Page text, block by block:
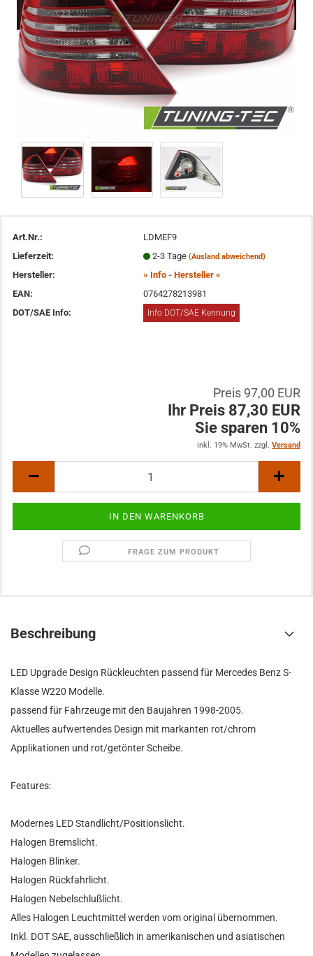
Art.Nr.:
LDMEF9
Lieferzeit:
2-3 Tage (Ausland abweichend)
Hersteller:
» Info - Hersteller «
EAN:
0764278213981
DOT/SAE Info:
Info DOT/SAE Kennung
Preis 97,00 EUR
Ihr Preis 87,30 EUR
Sie sparen 10%
inkl. 19% MwSt. zzgl. Versand
FRAGE ZUM PRODUKT
Beschreibung
LED Upgrade Design Rückleuchten passend für Mercedes Benz S-
Klasse W220 Modelle.
passend für Fahrzeuge mit den Baujahren 1998-2005.
Aktuelles aufwertendes Design mit markanten rot/chrom
Applikationen und rot/getönter Scheibe.
Features:
Modernes LED Standlicht/Positionslicht.
Halogen Bremslicht.
Halogen Blinker.
Halogen Rückfahrlicht.
Halogen Nebelschlußlicht.
Alles Halogen Leuchtmittel werden vom original übernommen.
Inkl. DOT SAE, ausschließlich in amerikanischen und asiatischen